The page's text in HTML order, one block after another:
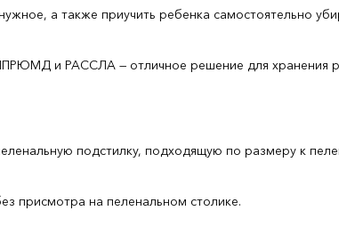
а также приучить ребенка самостоятельно
и РАССЛА — отличное решение для хранения
подстилку, подходящую по размеру к
присмотра на пеленальном столике.